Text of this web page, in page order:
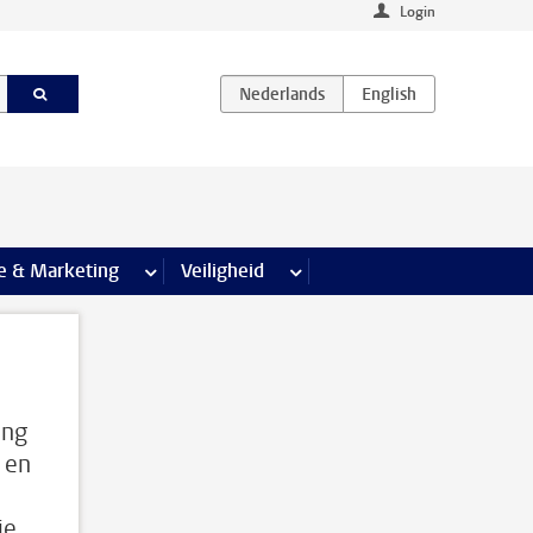
Login
& Marketing meer Communicatie & Marketing pagina’s
Veiligheid meer Veiligheid pagina’s